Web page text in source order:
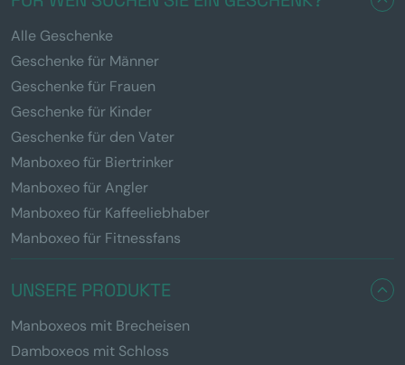
Alle Geschenke
Geschenke für Männer
Geschenke für Frauen
Geschenke für Kinder
Geschenke für den Vater
Manboxeo für Biertrinker
Manboxeo für Angler
Manboxeo für Kaffeeliebhaber
Manboxeo für Fitnessfans
UNSERE PRODUKTE
Manboxeos mit Brecheisen
Damboxeos mit Schloss